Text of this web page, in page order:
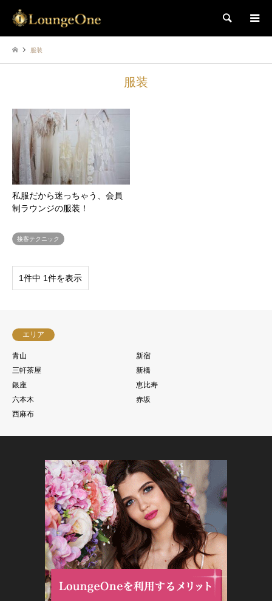
検索
服装
服装
私服だから迷っちゃう、会員
制ラウンジの服装！
接客テクニック
1件中 1件を表示
エリア
青山
新宿
三軒茶屋
新橋
銀座
恵比寿
六本木
赤坂
西麻布